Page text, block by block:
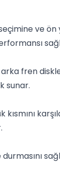
ve
fren
sunar.